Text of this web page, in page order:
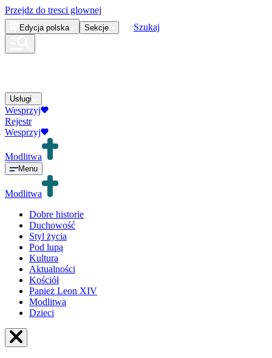
Przejdz do tresci glownej
Edycja polska Sekcje Szukaj
Usługi
Wesprzyj
Rejestr
Wesprzyj
Modlitwa
Menu
Modlitwa
Dobre historie
Duchowość
Styl życia
Pod lupą
Kultura
Aktualności
Kościół
Papież Leon XIV
Modlitwa
Dzieci